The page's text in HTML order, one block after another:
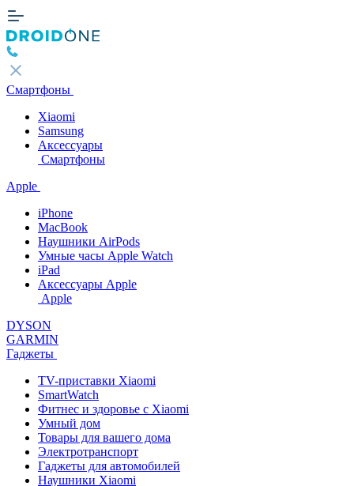
Смартфоны
Xiaomi
Samsung
Аксессуары
Смартфоны
Apple
iPhone
MacBook
Наушники AirPods
Умные часы Apple Watch
iPad
Аксессуары Apple
Apple
DYSON
GARMIN
Гаджеты
TV-приставки Xiaomi
SmartWatch
Фитнес и здоровье с Xiaomi
Умный дом
Товары для вашего дома
Электротранспорт
Гаджеты для автомобилей
Наушники Xiaomi